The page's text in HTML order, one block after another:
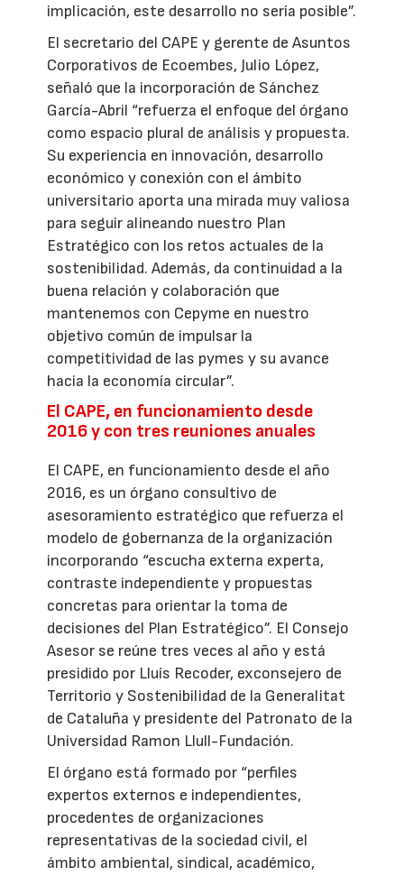
implicación, este desarrollo no sería posible”.
El secretario del CAPE y gerente de Asuntos
Corporativos de Ecoembes, Julio López,
señaló que la incorporación de Sánchez
García-Abril “refuerza el enfoque del órgano
como espacio plural de análisis y propuesta.
Su experiencia en innovación, desarrollo
económico y conexión con el ámbito
universitario aporta una mirada muy valiosa
para seguir alineando nuestro Plan
Estratégico con los retos actuales de la
sostenibilidad. Además, da continuidad a la
buena relación y colaboración que
mantenemos con Cepyme en nuestro
objetivo común de impulsar la
competitividad de las pymes y su avance
hacia la economía circular”.
El CAPE, en funcionamiento desde
2016 y con tres reuniones anuales
El CAPE, en funcionamiento desde el año
2016, es un órgano consultivo de
asesoramiento estratégico que refuerza el
modelo de gobernanza de la organización
incorporando “escucha externa experta,
contraste independiente y propuestas
concretas para orientar la toma de
decisiones del Plan Estratégico”. El Consejo
Asesor se reúne tres veces al año y está
presidido por Lluís Recoder, exconsejero de
Territorio y Sostenibilidad de la Generalitat
de Cataluña y presidente del Patronato de la
Universidad Ramon Llull-Fundación.
El órgano está formado por “perfiles
expertos externos e independientes,
procedentes de organizaciones
representativas de la sociedad civil, el
ámbito ambiental, sindical, académico,